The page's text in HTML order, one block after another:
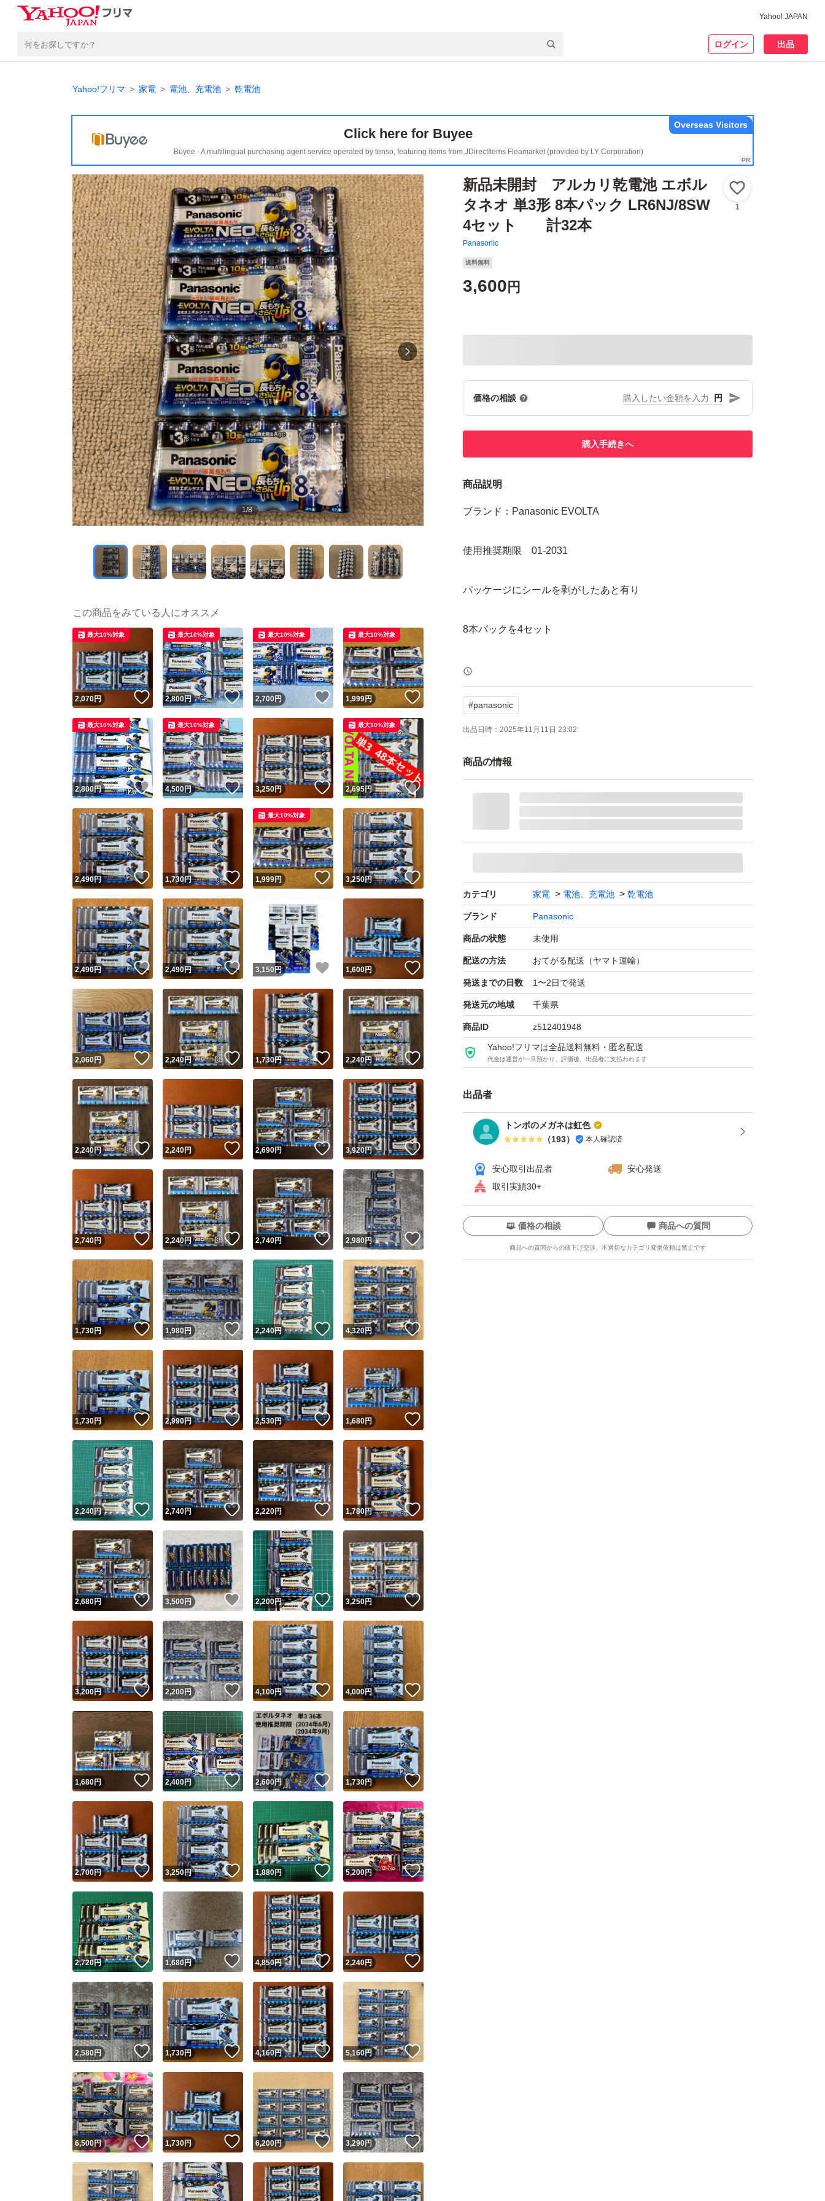
Yahoo! JAPAN
ログイン 出品
Yahoo!フリマ 家電 電池、充電池 乾電池
Click here for Buyee
Buyee - A multilingual purchasing agent service operated by tenso, featuring items from JDirectItems Fleamarket (provided by LY Corporation)
Overseas Visitors
1/8
新品未開封 アルカリ乾電池 エボル
タネオ 単3形 8本パック LR6NJ/8SW
4セット 計32本
Panasonic
1
送料無料
3,600 円
価格の相談 円
購入手続きへ
商品説明
ブランド：Panasonic EVOLTA
使用推奨期限 01-2031
パッケージにシールを剥がしたあと有り
8本パックを4セット
#panasonic
出品日時： 2025年11月11日 23:02
商品の情報
カテゴリ 家電 電池、充電池 乾電池
ブランド Panasonic
商品の状態 未使用
配送の方法 おてがる配送（ヤマト運輸）
発送までの日数 1〜2日で発送
発送元の地域 千葉県
商品ID z512401948
Yahoo!フリマは全品送料無料・匿名配送
代金は運営が一旦預かり、評価後、出品者に支払われます
出品者
トンボのメガネは虹色
（193） 本人確認済
安心取引出品者
安心発送
取引実績30+
ユーザーの実績について
Yahoo!フリマが定めた一定の基準を満たしたユーザーにバッジを付与しています
安心取引出品者
安心取引出品者 Yahoo!フリマの基準をクリアした安心・安全なユーザーです
取引実績
取引実績◯+ このユーザーはYahoo!フリマの取引を完了させた実績があります
他フリマ実績◯+ このユーザーは他フリマサービスでの取引実績があります
スピード&安心発送
※このバッジは実績に基づく表示であり、発送を保証しているものではありません
スピード＆安心発送
このユーザーは高頻度で24時間以内＆設定した発送日数内に発送してい
ます
スピード発送 このユーザーは高頻度で24時間以内に発送しています
安心発送 このユーザーは設定した発送日数内に発送しています
価格の相談 商品への質問
商品への質問からの値下げ交渉、不適切なカテゴリ変更依頼は禁止です
この商品の情報をコピーします
商品画像の無断転載は禁止されています
出品ページへ
キャンセル
この商品をみている人にオススメ
2,070円 いいね！
最大10%対象
2,800円 いいね！
最大10%対象
2,700円 いいね！
最大10%対象
1,999円
最大10%対象
2,800円 いいね！
最大10%対象
4,500円 いいね！
最大10%対象
3,250円 いいね！
2,695円 いいね！
最大10%対象
2,490円 いいね！
1,730円 いいね！
1,999円 いいね！
最大10%対象
3,250円
2,490円 いいね！
2,490円 いいね！
3,150 円 いいね！
1,600円
2,060円 いいね！
2,240円 いいね！
1,730円 いいね！
2,240円 いいね！
2,240円 いいね！
2,240円 いいね！
2,690円 いいね！
3,920円
2,740円 いいね！
2,240円 いいね！
2,740円 いいね！
2,980円 いいね！
1,730円 いいね！
1,980円 いいね！
2,240円 いいね！
4,320円
1,730円 いいね！
2,990円 いいね！
2,530円 いいね！
1,680円
2,240円 いいね！
2,740円 いいね！
2,220円 いいね！
1,780円
2,680円 いいね！
3,500円 いいね！
2,200円 いいね！
3,250円
3,200円 いいね！
2,200円 いいね！
4,100円 いいね！
4,000円
1,680円 いいね！
2,400円 いいね！
2,600円 いいね！
1,730円
2,700円 いいね！
3,250円 いいね！
1,880円 いいね！
5,200円 いいね！
2,720円 いいね！
1,680円 いいね！
4,850円 いいね！
2,240円
2,580円 いいね！
1,730円 いいね！
4,160円 いいね！
5,160円
6,500円 いいね！
1,730円 いいね！
6,200円 いいね！
3,290円 いいね！